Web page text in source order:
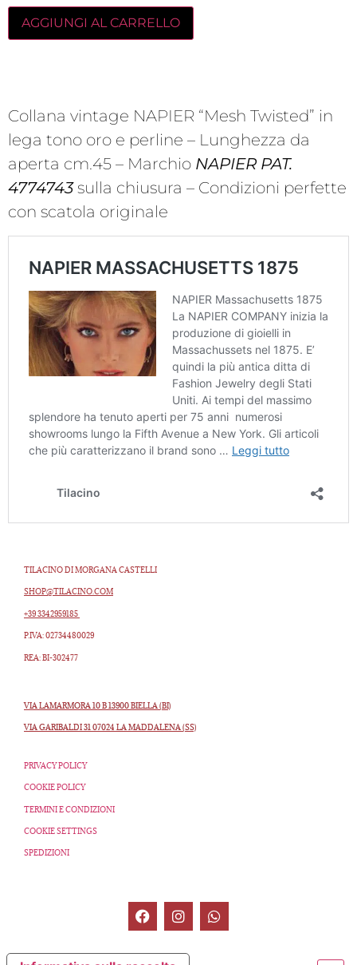
AGGIUNGI AL CARRELLO
Collana vintage NAPIER “Mesh Twisted” in
lega tono oro e perline – Lunghezza da
aperta cm.45 – Marchio NAPIER PAT.
4774743sulla chiusura – Condizioni perfette
con scatola originale
TILACINO DI MORGANA CASTELLI
SHOP@TILACINO.COM
+39 3342959185
P.IVA: 02734480029
REA: BI-302477
VIA LAMARMORA 10 B 13900 BIELLA (BI)
VIA GARIBALDI 31 07024 LA MADDALENA (SS)
PRIVACY POLICY
COOKIE POLICY
TERMINI E CONDIZIONI
COOKIE SETTINGS
SPEDIZIONI